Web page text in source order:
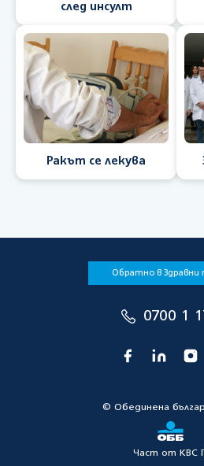
след инсулт
Ракът се лекува
Обратно в Здравни
0700 1
© Oбединена
Част от KBC